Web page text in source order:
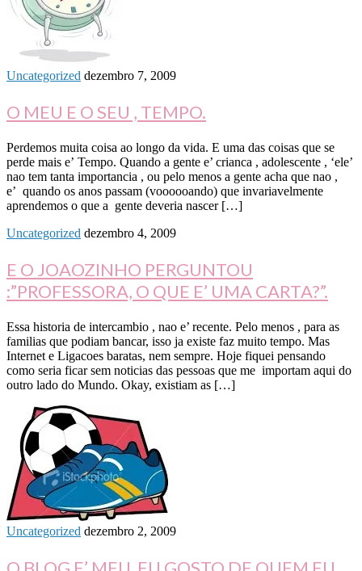
Uncategorized dezembro 7, 2009
O MEU E O SEU , TEMPO.
Perdemos muita coisa ao longo da vida. E uma das coisas que se
perde mais e’ Tempo. Quando a gente e’ crianca , adolescente , ‘ele’
nao tem tanta importancia , ou pelo menos a gente acha que nao ,
e’ quando os anos passam (voooooando) que invariavelmente
aprendemos o que a gente deveria nascer […]
Uncategorized dezembro 4, 2009
E O JOAOZINHO PERGUNTOU
:”PROFESSORA, O QUE E’ UMA CARTA?”.
Essa historia de intercambio , nao e’ recente. Pelo menos , para as
familias que podiam bancar, isso ja existe faz muito tempo. Mas
Internet e Ligacoes baratas, nem sempre. Hoje fiquei pensando
como seria ficar sem noticias das pessoas que me importam aqui do
outro lado do Mundo. Okay, existiam as […]
Uncategorized dezembro 2, 2009